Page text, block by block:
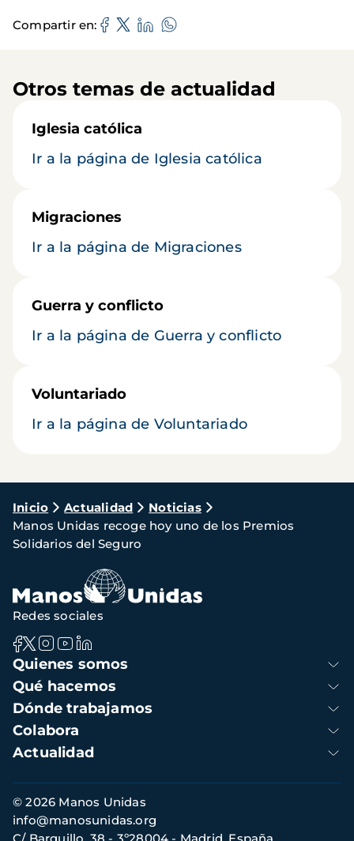
Compartir en
Otros temas de actualidad
Iglesia católica
Ir a la página de Iglesia católica
Migraciones
Ir a la página de Migraciones
Guerra y conflicto
Ir a la página de Guerra y conflicto
Voluntariado
Ir a la página de Voluntariado
Ruta
de
navegación
Inicio Actualidad
Noticias
Manos Unidas recoge hoy uno de los Premios
Solidarios del Seguro
Navegación
principal
Quienes somos
Qué hacemos
Dónde trabajamos
Colabora
Actualidad
Redes sociales
Información
de
contacto
© 2026 Manos Unidas
info@manosunidas.org